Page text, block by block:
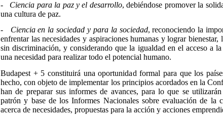
- Ciencia para la paz y el desarrollo, debiéndose promover la
una cultura de paz.
- Ciencia en la sociedad y para la sociedad, reconociendo la
enfrentar las necesidades y aspiraciones humanas y lograr
sin discriminación, y considerando que la igualdad en el acceso a
una necesidad para realizar todo el potencial humano.
Budapest + 5 constituirá una oportunidad formal para que los
hecho, con objeto de implementar los principios acordados en la
han de preparar sus informes de avances, para lo que se
patrón y base de los Informes Nacionales sobre evaluación de
acerca de necesidades, propuestas para la acción y acciones